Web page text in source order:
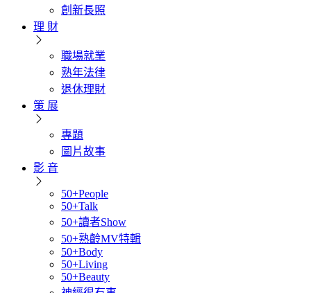
創新長照
理 財
職場就業
熟年法律
退休理財
策 展
專題
圖片故事
影 音
50+People
50+Talk
50+讀者Show
50+熟齡MV特輯
50+Body
50+Living
50+Beauty